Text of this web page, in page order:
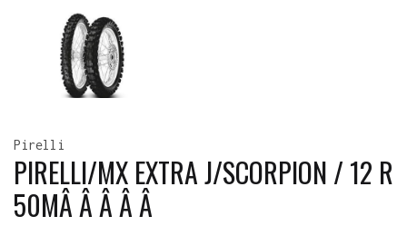
Pirelli
PIRELLI/MX EXTRA J/SCORPION / 12 R
50MÂ Â Â Â Â